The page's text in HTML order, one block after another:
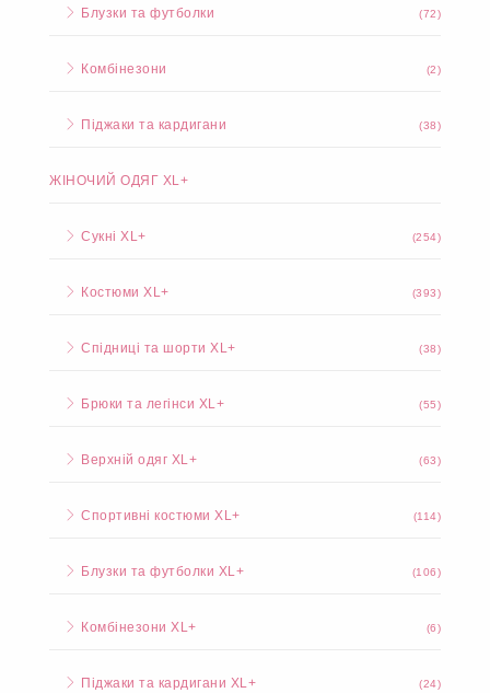
Блузки та футболки (72)
Комбінезони (2)
Піджаки та кардигани (38)
ЖІНОЧИЙ ОДЯГ XL+
Сукні XL+ (254)
Костюми XL+ (393)
Спідниці та шорти XL+ (38)
Брюки та легінси XL+ (55)
Верхній одяг XL+ (63)
Спортивні костюми XL+ (114)
Блузки та футболки XL+ (106)
Комбінезони XL+ (6)
Піджаки та кардигани XL+ (24)